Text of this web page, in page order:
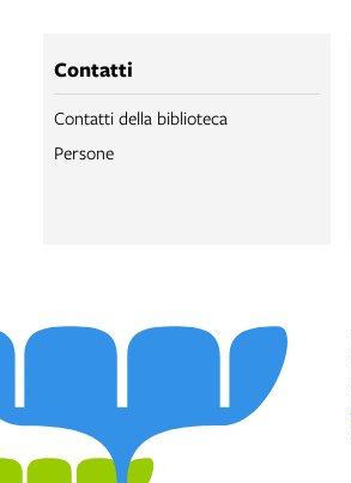
Contatti
Contatti della biblioteca
Persone